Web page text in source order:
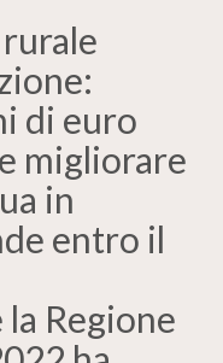
di euro
migliorare
in
entro il
Regione